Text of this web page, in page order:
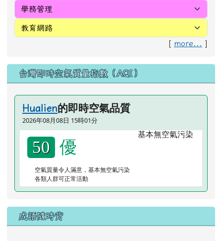
[ more... ]
台灣即時空氣質量指數（AQI）
Hualien的即時空氣品質
2026年08月08日 15時01分
50 優
空氣質量令人滿意，基本無空氣污染
各類人群可正常活動
成語隨時背